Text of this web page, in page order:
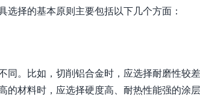
选择的基本原则主要包括以下几个方面：
同。比如，切削铝合金时，应选择耐磨性较
的材料时，应选择硬度高、耐热性能强的涂